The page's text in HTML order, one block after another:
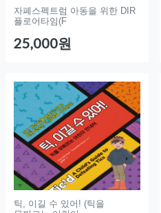
자폐스펙트럼 아동을 위한 DIR
플로어타임(F
25,000원
틱, 이길 수 있어! (틱을